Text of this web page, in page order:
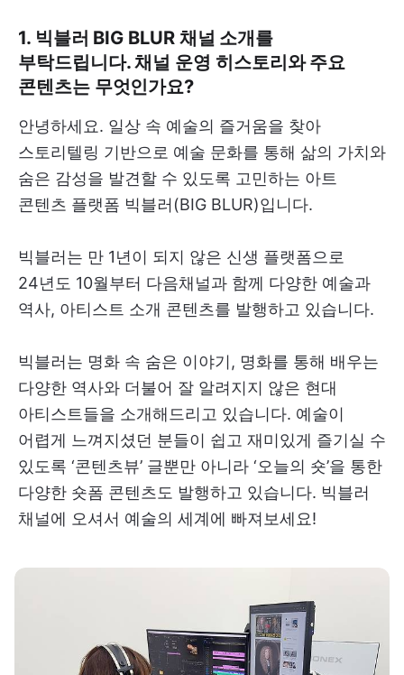
1. 빅블러 BIG BLUR 채널 소개를
부탁드립니다. 채널 운영 히스토리와 주요
콘텐츠는 무엇인가요?
안녕하세요. 일상 속 예술의 즐거움을 찾아
스토리텔링 기반으로 예술 문화를 통해 삶의 가치와
숨은 감성을 발견할 수 있도록 고민하는 아트
콘텐츠 플랫폼 빅블러(BIG BLUR)입니다.
빅블러는 만 1년이 되지 않은 신생 플랫폼으로
24년도 10월부터 다음채널과 함께 다양한 예술과
역사, 아티스트 소개 콘텐츠를 발행하고 있습니다.
빅블러는 명화 속 숨은 이야기, 명화를 통해 배우는
다양한 역사와 더불어 잘 알려지지 않은 현대
아티스트들을 소개해드리고 있습니다. 예술이
어렵게 느껴지셨던 분들이 쉽고 재미있게 즐기실 수
있도록 ‘콘텐츠뷰’ 글뿐만 아니라 ‘오늘의 숏’을 통한
다양한 숏폼 콘텐츠도 발행하고 있습니다. 빅블러
채널에 오셔서 예술의 세계에 빠져보세요!